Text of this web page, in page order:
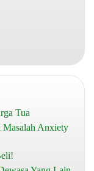
Tua
Masalah Anxiety